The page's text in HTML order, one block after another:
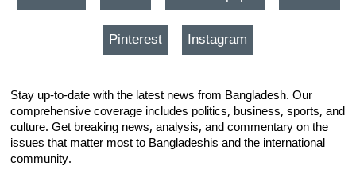
Pinterest Instagram
Stay up-to-date with the latest news from Bangladesh. Our
comprehensive coverage includes politics, business, sports, and
culture. Get breaking news, analysis, and commentary on the
issues that matter most to Bangladeshis and the international
community.